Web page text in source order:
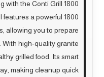
with the Conti Grill 1800
features a powerful 1800
allowing you to prepare
high-quality granite
grilled food. Its smart
making cleanup quick